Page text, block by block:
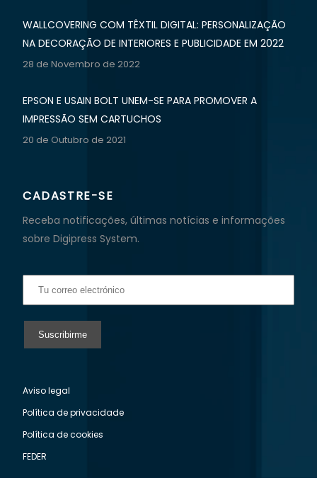
WALLCOVERING COM TÊXTIL DIGITAL: PERSONALIZAÇÃO
NA DECORAÇÃO DE INTERIORES E PUBLICIDADE EM 2022
28 de Novembro de 2022
EPSON E USAIN BOLT UNEM-SE PARA PROMOVER A
IMPRESSÃO SEM CARTUCHOS
20 de Outubro de 2021
CADASTRE-SE
Receba notificações, últimas notícias e informações
sobre Digipress System.
Aviso legal
Política de privacidade
Política de cookies
FEDER